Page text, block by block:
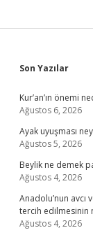
Son Yazılar
Kur’an’ın önemi
Ağustos 6, 2026
Ayak uyuşması
Ağustos 5, 2026
Beylik ne demek
Ağustos 4, 2026
Anadolu’nun avcı
tercih edilmesinin
Ağustos 4, 2026